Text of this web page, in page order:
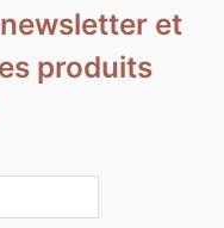
et
produits